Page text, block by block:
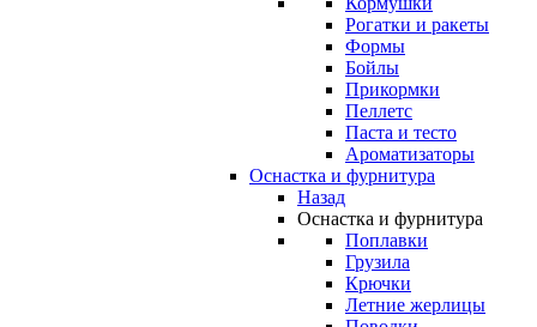
Рогатки и ракеты
Формы
Бойлы
Прикормки
Пеллетс
Паста и тесто
Ароматизаторы
Оснастка и фурнитура
Назад
Оснастка и фурнитура
Поплавки
Грузила
Крючки
Летние жерлицы